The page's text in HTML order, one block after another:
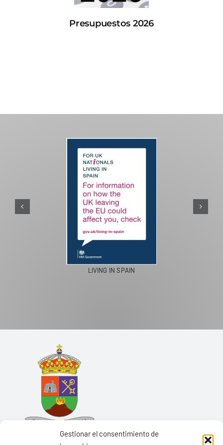
Gestionar el consentimiento de
Presupuestos 2026
LIVING IN SPAIN